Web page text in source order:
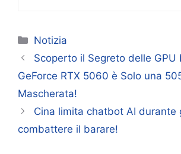
Categorie
Notizia
Scoperto il Segreto delle GPU
GeForce RTX 5060 è Solo una
Mascherata!
Cina limita chatbot AI durante
combattere il barare!